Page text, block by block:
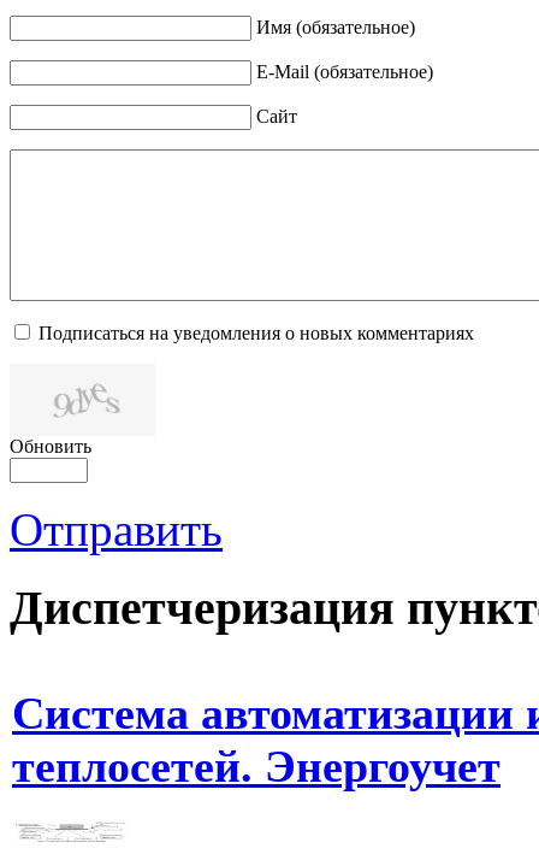
Имя (обязательное)
E-Mail (обязательное)
Сайт
Подписаться на уведомления о новых комментариях
Обновить
Отправить
Диспетчеризация
Система автоматизации
теплосетей. Энергоучет